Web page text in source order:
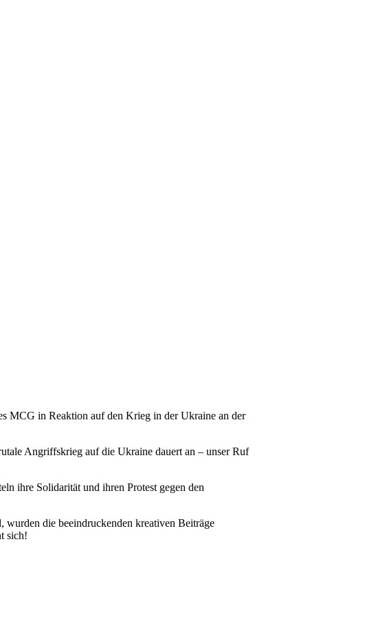
MCG in Reaktion auf den Krieg in der Ukraine an der
Angriffskrieg auf die Ukraine dauert an – unser Ruf
ihre Solidarität und ihren Protest gegen den
die beeindruckenden kreativen Beiträge
sich!